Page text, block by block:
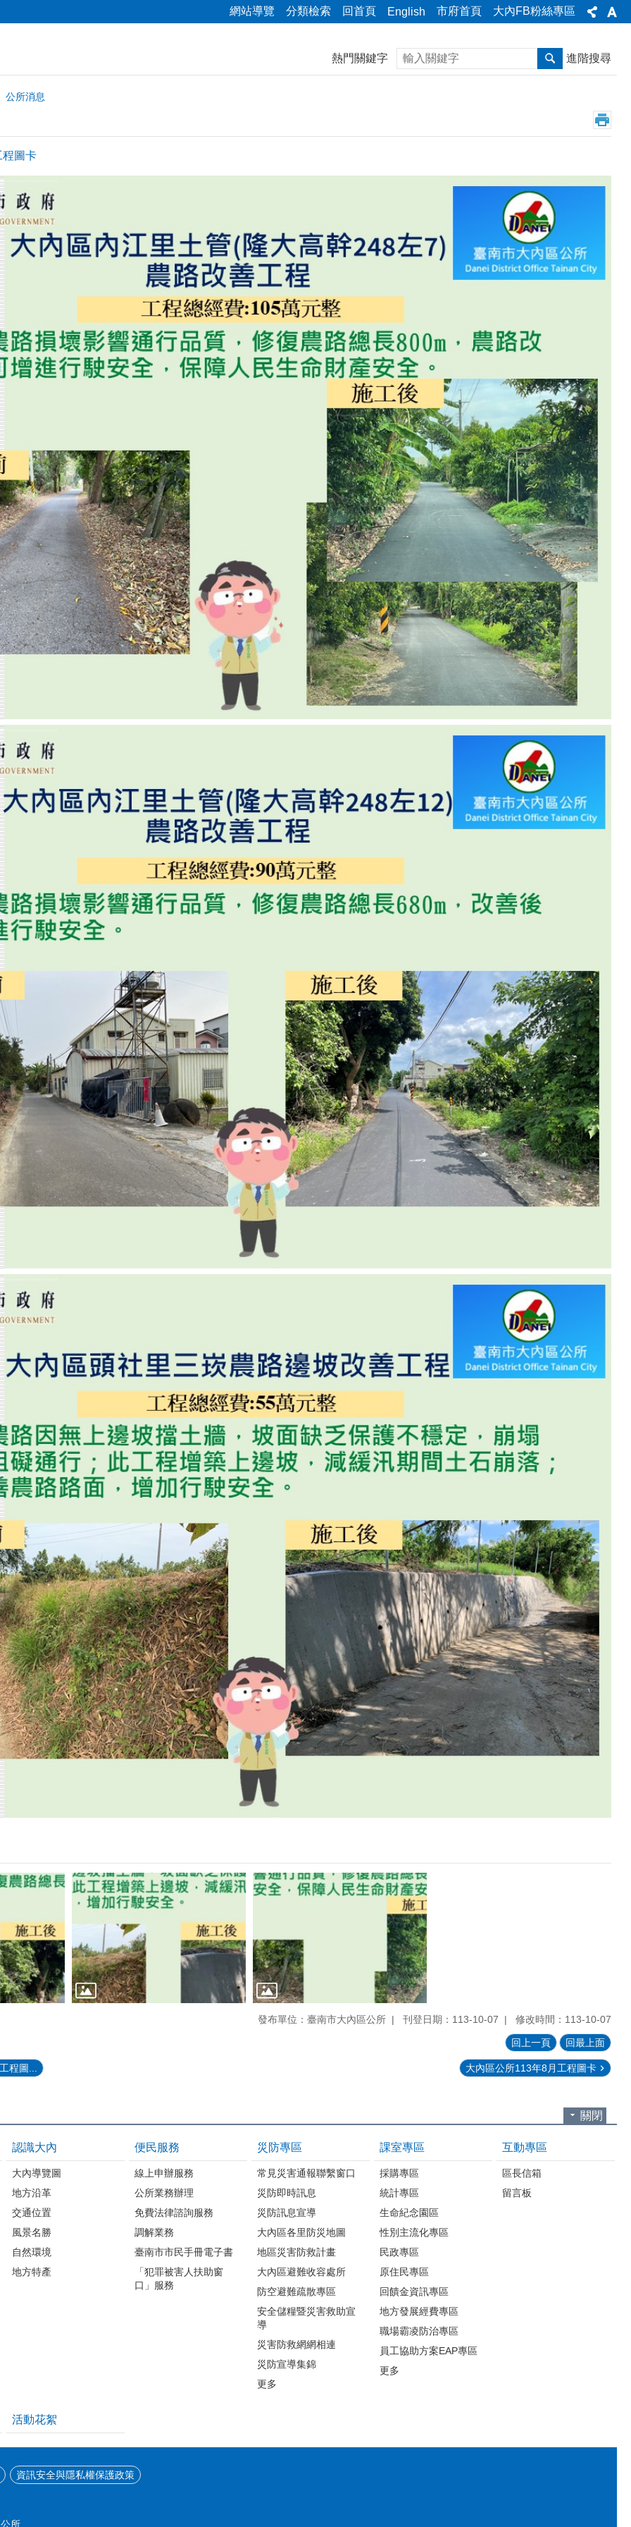
網站導覽 分類檢索 回首頁 English 市府首頁 大內FB粉絲專區
熱門關鍵字 搜尋 進階搜尋
公所消息
程圖卡
發布單位：臺南市大內區公所 刊登日期：113-10-07 修改時間：113-10-07
回上一頁 回最上面
程圖... 大內區公所113年8月工程圖卡
關閉
認識大內
大內導覽圖
地方沿革
交通位置
風景名勝
自然環境
地方特產
便民服務
線上申辦服務
公所業務辦理
免費法律諮詢服務
調解業務
臺南市市民手冊電子書
「犯罪被害人扶助窗
口」服務
災防專區
常見災害通報聯繫窗口
災防即時訊息
災防訊息宣導
大內區各里防災地圖
地區災害防救計畫
大內區避難收容處所
防空避難疏散專區
安全儲糧暨災害救助宣
導
災害防救網網相連
災防宣導集錦
更多
課室專區
採購專區
統計專區
生命紀念園區
性別主流化專區
民政專區
原住民專區
回饋金資訊專區
地方發展經費專區
職場霸凌防治專區
員工協助方案EAP專區
更多
互動專區
區長信箱
留言板
活動花絮
資訊安全與隱私權保護政策
所